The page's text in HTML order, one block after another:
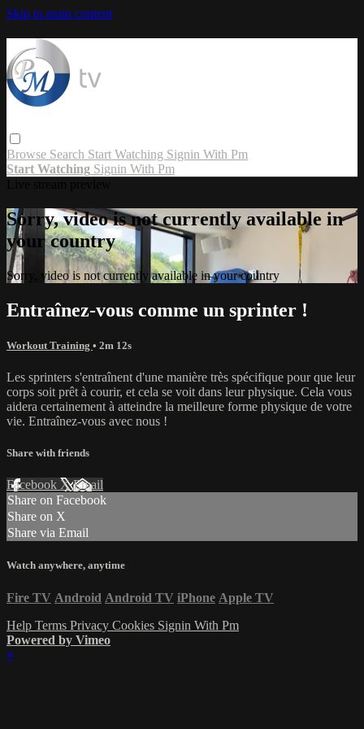
Skip to main content
Browse Search Start Watching Signin With Pm
Start Watching Signin With Pm
Sorry, video is not currently available in
your country
Sorry, video is not currently available in your country
Entraînez-vous comme un sprinter !
Workout Training • 2m 12s
Les sprinters s'entraînent d'une manière très spécifique pour que leur
corps soit prêt à courir, et cela se voit dans leur physique. Cela vous
aidera certainement à atteindre la meilleure forme physique de votre
vie. Entraînez-vous avec nous !
Share with friends
Facebook XEmail
Share on Facebook
Share on X
Share via Email
Watch anywhere, anytime
Fire TV Android Android TV iPhone Apple TV
Help Terms Privacy Cookies Signin With Pm
Powered by Vimeo
×